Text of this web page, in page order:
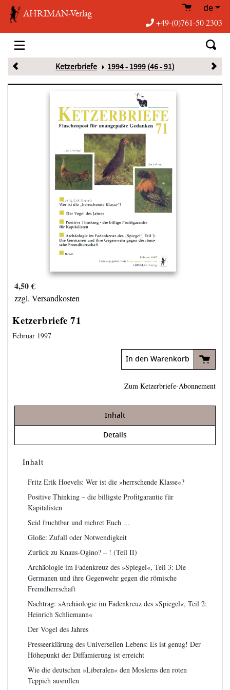
AHRIMAN-Verlag de
+49-(0)761-50 2303
Ketzerbriefe 1994 - 1999 (46 - 91)
4,50 €
zzgl. Versandkosten
Ketzerbriefe 71
Februar 1997
In den Warenkorb
Zum Ketzerbriefe-Abonnement
Inhalt
Details
Inhalt
Fritz Erik Hoevels: Wer ist die »herrschende Klasse«?
Positive Thinking – die billigste Profitgarantie für
Kapitalisten
Seid fruchtbar und mehret Euch ...
Gloße: Zufall oder Notwendigkeit
Zurück zu Knaus-Ogino? – ! (Teil II)
Archäologie im Fadenkreuz des »Spiegel«, Teil 3: Die
Germanen und ihre Gegenwehr gegen die römische
Fremdherrschaft
Nachtrag: »Archäologie im Fadenkreuz des »Spiegel«, Teil 2:
Heinrich Schliemann«
Der Vogel des Jahres
Presseerklärung des Universellen Lebens: Es ist genug! Der
Höhepunkt der Diffamierung ist erreicht
Wie die deutschen »Liberalen« den Moslems den roten
Teppich ausrollen